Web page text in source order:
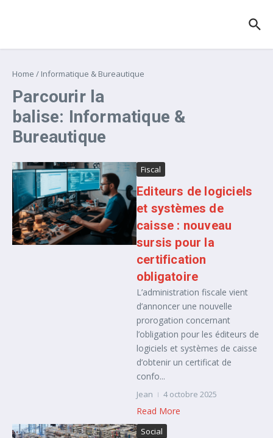
Home / Informatique & Bureautique
Parcourir la
balise: Informatique &
Bureautique
Fiscal
Editeurs de logiciels
et systèmes de
caisse : nouveau
sursis pour la
certification
obligatoire
L’administration fiscale vient
d’annoncer une nouvelle
prorogation concernant
l’obligation pour les éditeurs de
logiciels et systèmes de caisse
d’obtenir un certificat de
confo...
Jean 4 octobre 2025
Read More
Social